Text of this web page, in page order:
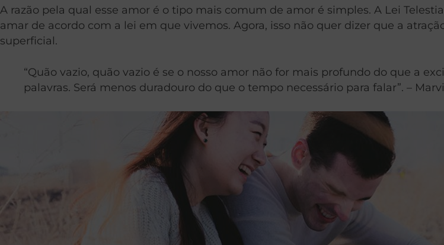
A razão pela qual esse amor é o tipo mais comum de amor é simples. A Lei
amar de acordo com a lei em que vivemos. Agora, isso não quer dizer que a
superficial.
“Quão vazio, quão vazio é se o nosso amor não for mais profundo do que a
palavras. Será menos duradouro do que o tempo necessário para falar”. –